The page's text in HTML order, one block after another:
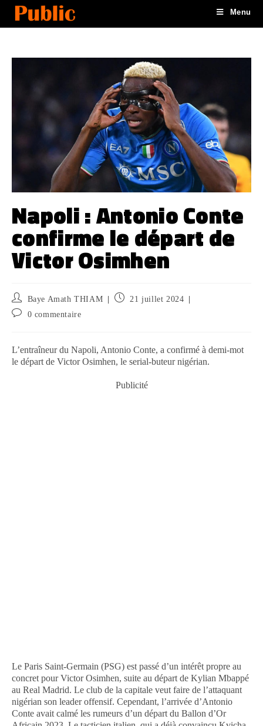
Menu
Napoli : Antonio Conte
confirme le départ de
Victor Osimhen
Baye Amath THIAM
21 juillet 2024
0 commentaire
L’entraîneur du Napoli, Antonio Conte, a confirmé à demi-mot
le départ de Victor Osimhen, le serial-buteur nigérian.
Publicité
Le Paris Saint-Germain (PSG) est passé d’un intérêt propre au
concret pour Victor Osimhen, suite au départ de Kylian Mbappé
au Real Madrid. Le club de la capitale veut faire de l’attaquant
nigérian son leader offensif. Cependant, l’arrivée d’Antonio
Conte avait calmé les rumeurs d’un départ du Ballon d’Or